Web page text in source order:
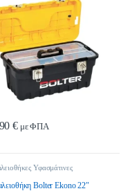
€ με ΦΠΑ
Υφασμάτινες
Bolter Ekono 22″